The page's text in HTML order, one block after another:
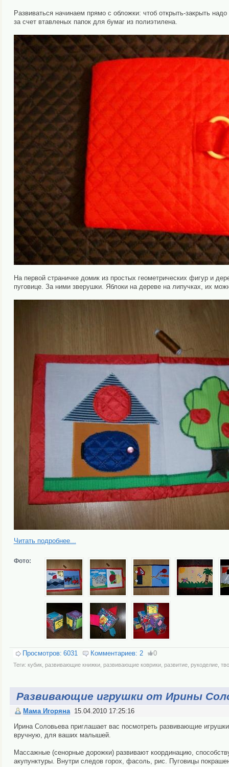
Развиваться начинаем прямо с обложки: чтоб открыть-закрыть
за счет втавленых папок для бумаг из полиэтилена.
На первой страничке домик из простых геометрических фигур и
пуговице. За ними зверушки. Яблоки на дереве на липучках, их
Читать подробнее...
Фото:
Просмотров: 6031 Комментариев: 2 0
Теги: кубик, развивающие книжки, развивающие коврики, развитие, рукоделие,
Развивающие игрушки от Ирины
Мама Игоряна 15.04.2010 17:25:16
Ирина Соловьева приглашает вас посмотреть развивающие
вручную, для ваших малышей.
Массажные (сенорные дорожки) развивают координацию,
акупунктуры. Внутри следов горох, фасоль, рис. Пуговицы